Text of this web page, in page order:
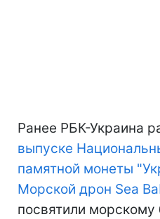
Ранее РБК-Украина
выпуске
памятной монеты
Морской дрон Sea
посвятили морскому